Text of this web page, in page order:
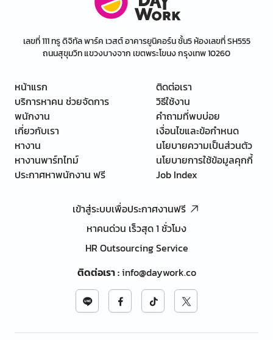
เลขที่ 111 ทรู ดิจิทัล พาร์ค เวสต์ อาคารยูนิคอร์น ชั้น5 ห้องเลขที่ SH555
ถนนสุขุมวิท แขวงบางจาก เขตพระโขนง กรุงเทพ 10260
หน้าแรก
บริการหาคน ช่วยจัดการ
พนักงาน
เกี่ยวกับเรา
หางาน
หางานพาร์ทไทม์
ประกาศหาพนักงาน ฟรี
ติดต่อเรา
วิธีใช้งาน
คำถามที่พบบ่อย
เงื่อนไขและข้อกำหนด
นโยบายความเป็นส่วนตัว
นโยบายการใช้ข้อมูลคุกกี้
Job Index
เข้าสู่ระบบเพื่อประกาศงานฟรี
หาคนด่วน เร็วสุด 1 ชั่วโมง
HR Outsourcing Service
ติดต่อเรา:info@daywork.co